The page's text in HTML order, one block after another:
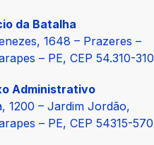
da Batalha
1648 – Prazeres –
– PE, CEP 54.310-310
Administrativo
1200 – Jardim Jordão,
– PE, CEP 54315-570